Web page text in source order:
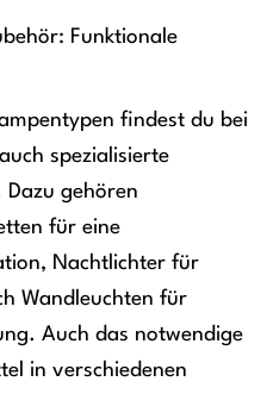
Funktionale
findest du bei
spezialisierte
Dazu gehören
für eine
Nachtlichter für
Wandleuchten für
Auch das notwendige
in verschiedenen